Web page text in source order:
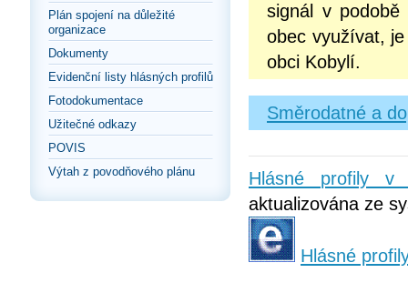
Plán spojení na důležité
organizace
Dokumenty
Evidenční listy hlásných profilů
Fotodokumentace
Užitečné odkazy
POVIS
Výtah z povodňového plánu
signál v
obec využívat,
obci Kobylí.
Směrodatné a
Hlásné profily v
aktualizována ze
Hlásné